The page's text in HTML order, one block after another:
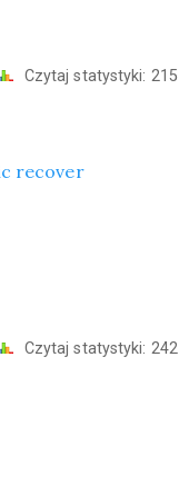
Czytaj statystyki: 215
recover
Czytaj statystyki: 242